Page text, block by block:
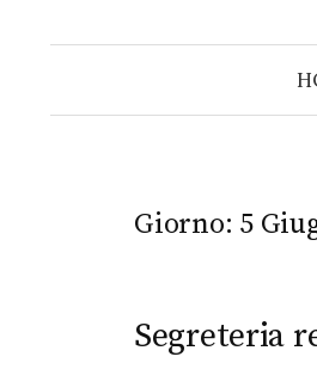
Giorno: 5
Segreteria